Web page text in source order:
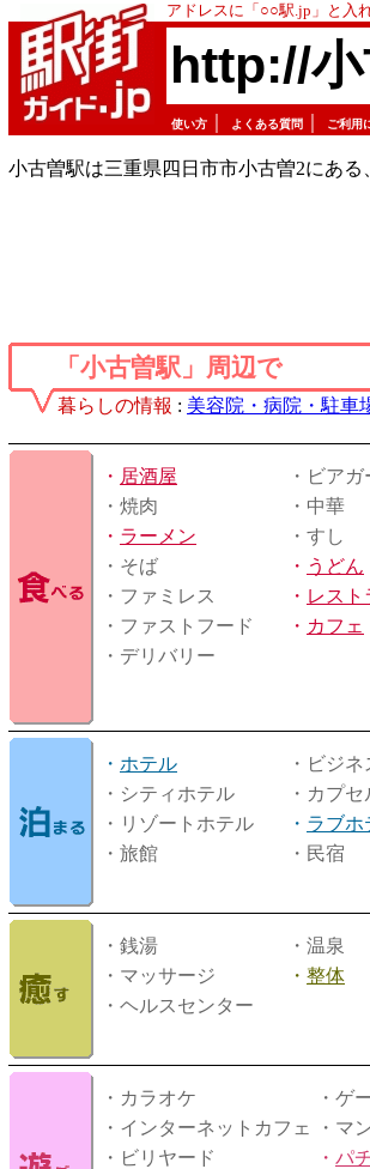
アドレスに「○○駅.jp」と入
http://
使い方 よくある質問 ご利用
小古曽駅は三重県四日市市小古曽2にあ
「小古曽駅」周辺で
暮らしの情報 : 美容院・病院・駐車
・ 居酒屋
・ビア
・焼肉
・中華
・ ラーメン
・すし
・そば
・ うどん
・ファミレス
・ レスト
・ファストフード
・ カフェ
・デリバリー
・ ホテル
・ビジ
・シティホテル
・カプ
・リゾートホテル
・ ラブホ
・旅館
・民宿
・銭湯
・温泉
・マッサージ
・ 整体
・ヘルスセンター
・カラオケ
・ゲ
・インターネットカフェ
・マ
・ビリヤード
・ パ